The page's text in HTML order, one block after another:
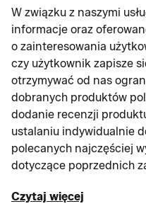
W związku z naszymi
informacje oraz
o zainteresowania
czy użytkownik zapisze
otrzymywać od nas
dobranych produktów
dodanie recenzji
ustalaniu indywidualnie
polecanych najczęściej
dotyczące poprzednich
Czytaj więcej